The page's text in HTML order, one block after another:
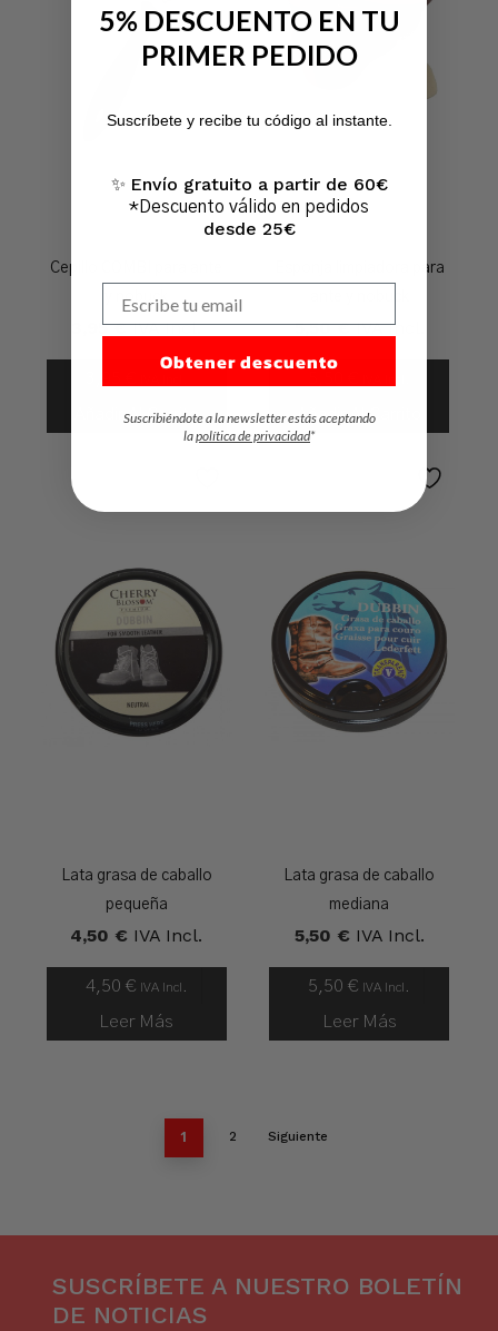
Cepillo COMBI para ante
y nobuck
3,95€ IVA Incl.
Añadir Al Carrito
Esponja limpiadora para
5,50€ IVA Incl.
Añadir Al Carrito
Lata grasa de caballo
pequeña
4,50 € IVA Incl.
4,50 € IVA Incl.
Leer Más
Lata grasa de caballo
mediana
5,50 € IVA Incl.
5,50€ IVA Incl.
Leer Más
1 2 Siguiente
SUSCRÍBETE A NUESTRO BOLETÍN
DE NOTICIAS
5% DESCUENTO EN TU
PRIMER PEDIDO
Suscríbete y recibe tu código al instante.
✨ Envío gratuito a partir de 60€
*Descuento válido en pedidos
desde 25€
Obtener descuento
Suscribiéndote a la newsletter estás aceptando
lapolítica de privacidad*